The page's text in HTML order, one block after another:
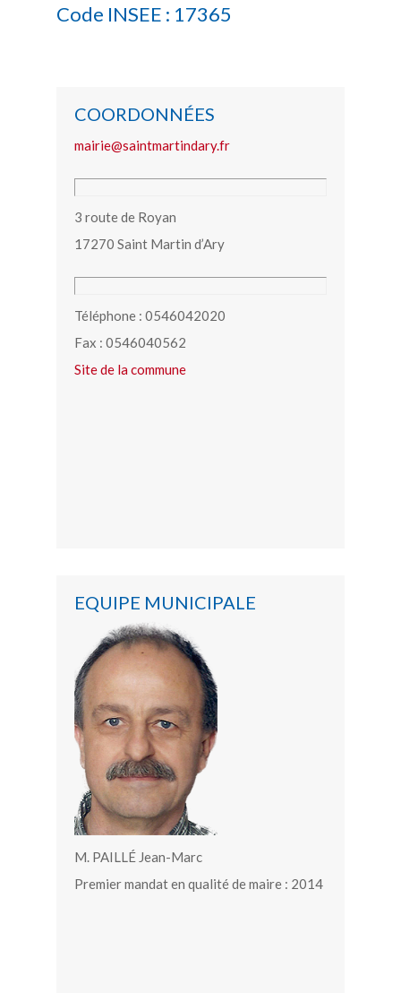
Code INSEE : 17365
COORDONNÉES
mairie@saintmartindary.fr
3 route de Royan
17270 Saint Martin d’Ary
Téléphone : 0546042020
Fax : 0546040562
Site de la commune
EQUIPE MUNICIPALE
M. PAILLÉ Jean-Marc
Premier mandat en qualité de maire : 2014